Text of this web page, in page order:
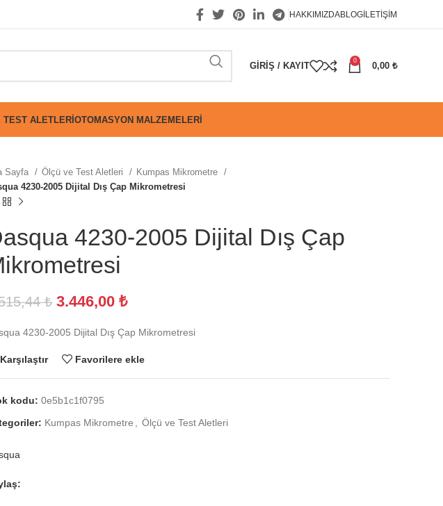
HAKKIMIZDABLOGİLETIŞIM
GIRIŞ / KAYIT
0
0,00 ₺
TEST ALETLERIOTOMASYON MALZEMELERI
Sayfa Ölçü ve Test Aletleri
Kumpas Mikrometre
4230-2005 Dijital Dış Çap Mikrometresi
4230-2005 Dijital Dış Çap
₺ 3.446,00 ₺
4230-2005 Dijital Dış Çap Mikrometresi
Karşılaştır Favorilere ekle
kodu: 0e5b1c1f0795
Kumpas Mikrometre Ölçü ve Test Aletleri